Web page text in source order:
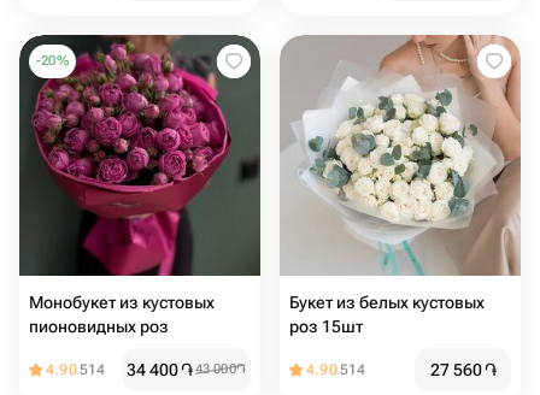
-20%
Монобукет из кустовых
пионовидных роз
4.90514 34 400֏43 000֏
Букет из белых кустовых
роз 15шт
4.90514 27 560֏